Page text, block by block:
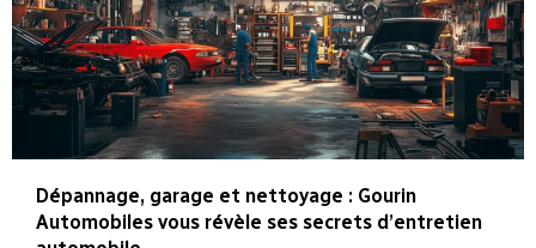
Dépannage, garage et nettoyage : Gourin
Automobiles vous révèle ses secrets d’entretien